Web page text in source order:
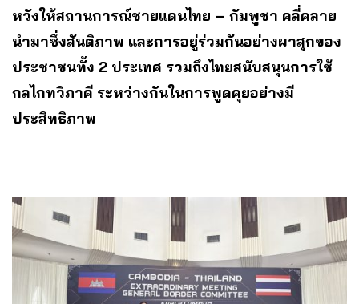
หวังให้สถานการณ์ชายแดนไทย – กัมพูชา คลี่คลาย
นำมาซึ่งสันติภาพ และการอยู่ร่วมกันอย่างผาสุกของ
ประชาชนทั้ง 2 ประเทศ รวมถึงไทยสนับสนุนการใช้
กลไกทวิภาคี ระหว่างกันในการพูดคุยอย่างมี
ประสิทธิภาพ